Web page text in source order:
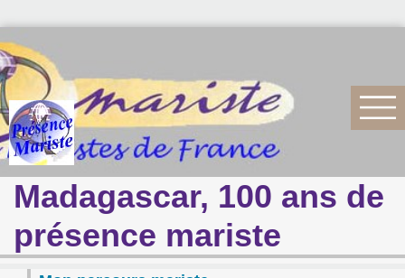
Madagascar, 100 ans de
présence mariste